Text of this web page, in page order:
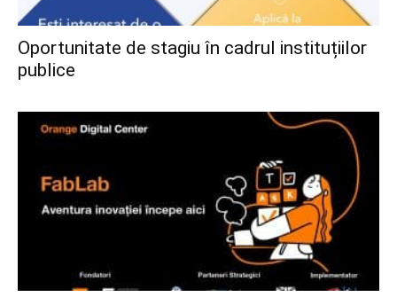
Oportunitate de stagiu în cadrul instituțiilor
publice